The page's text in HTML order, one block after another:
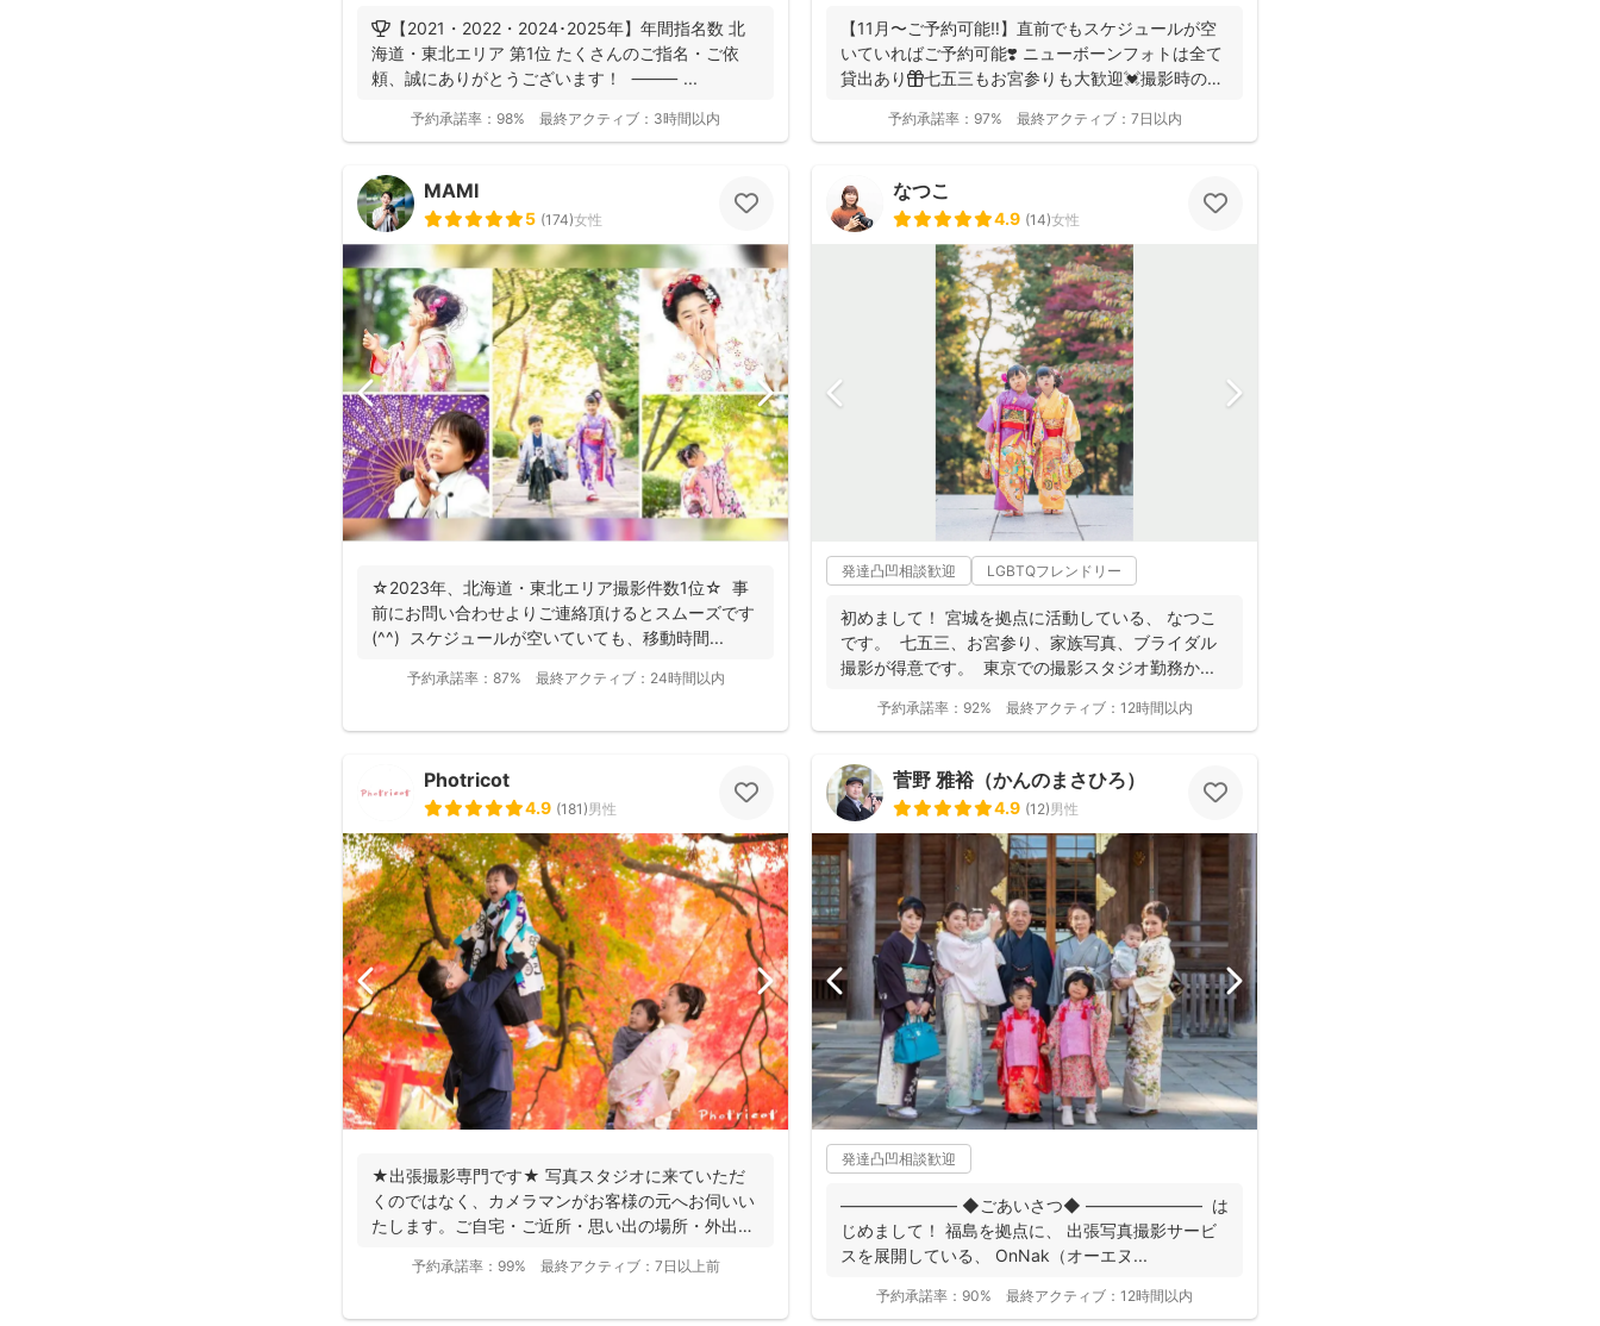
🏆【2021・2022・2024･2025年】年間指名数 北
海道・東北エリア 第1位 たくさんのご指名・ご依
頼、誠にありがとうございます！ ⸻ ...
予約承諾率： 98% 最終アクティブ： 3時間以内
【11月〜ご予約可能‼︎】直前でもスケジュールが空
いていればご予約可能❣️ ニューボーンフォトは全て
貸出あり🎁七五三もお宮参りも大歓迎💓撮影時のみ
予約承諾率： 97% 最終アクティブ： 7日以内
MAMI
5 (174)女性
☆2023年、北海道・東北エリア撮影件数1位☆ 事
前にお問い合わせよりご連絡頂けるとスムーズです
(^^) スケジュールが空いていても、移動時間...
予約承諾率： 87% 最終アクティブ： 24時間以内
なつこ
4.9 (14)女性
発達凸凹相談歓迎 LGBTQフレンドリー
初めまして！ 宮城を拠点に活動している、 なつこ
です。 七五三、お宮参り、家族写真、ブライダル
撮影が得意です。 東京での撮影スタジオ勤務か...
予約承諾率： 92% 最終アクティブ： 12時間以内
Photricot
4.9 (181)男性
★出張撮影専門です★ 写真スタジオに来ていただ
くのではなく、カメラマンがお客様の元へお伺いい
たします。ご自宅・ご近所・思い出の場所・外出が
予約承諾率： 99% 最終アクティブ： 7日以上前
菅野 雅裕（かんのまさひろ）
4.9 (12)男性
発達凸凹相談歓迎
――――――― ◆ごあいさつ◆ ――――――― は
じめまして！ 福島を拠点に、 出張写真撮影サービ
スを展開している、 OnNak（オーエヌ...
予約承諾率： 90% 最終アクティブ： 12時間以内